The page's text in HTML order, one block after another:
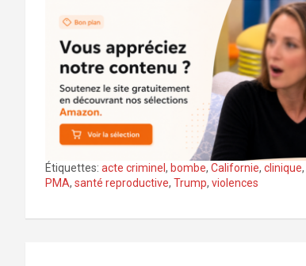
Étiquettes: acte criminel , bombe, Californie, clinique,
PMA, santé reproductive, Trump, violences